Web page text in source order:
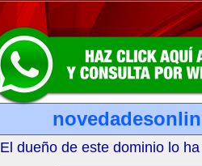
El dueño de este dominio lo